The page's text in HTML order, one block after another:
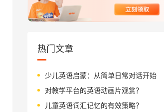
热门文章
少儿英语启蒙：从简单日常对话开始
对教学平台的英语动画片观赏？
儿童英语词汇记忆的有效策略？